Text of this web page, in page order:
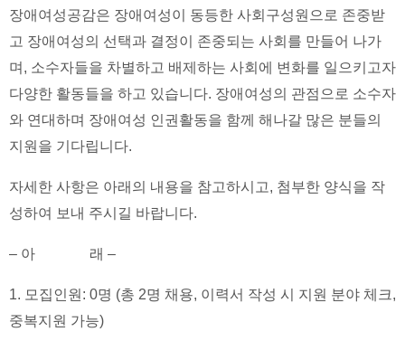
장애여성공감은 장애여성이 동등한 사회구성원으로 존중받
고 장애여성의 선택과 결정이 존중되는 사회를 만들어 나가
며, 소수자들을 차별하고 배제하는 사회에 변화를 일으키고자
다양한 활동들을 하고 있습니다. 장애여성의 관점으로 소수자
와 연대하며 장애여성 인권활동을 함께 해나갈 많은 분들의
지원을 기다립니다.
자세한 사항은 아래의 내용을 참고하시고, 첨부한 양식을 작
성하여 보내 주시길 바랍니다.
– 아 래 –
1. 모집인원: 0명 (총 2명 채용, 이력서 작성 시 지원 분야 체크,
중복지원 가능)